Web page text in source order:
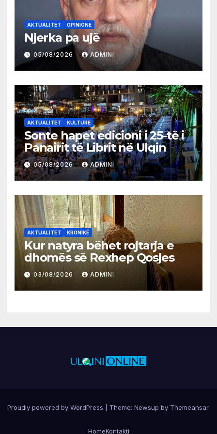
AKTUALITET OPINIONE
Njerka pa ujë
05/08/2026 ADMINI
AKTUALITET KULTURË
Sonte hapet edicioni i 25-të i
Panairit të Librit në Ulqin
05/08/2026 ADMINI
AKTUALITET KRONIKË
Kur natyra bëhet rojtarja e
dhomës së Rexhep Qosjes
03/08/2026 ADMINI
Proudly powered by WordPress Theme: Newsup by Themeansar.
HomeKontakti